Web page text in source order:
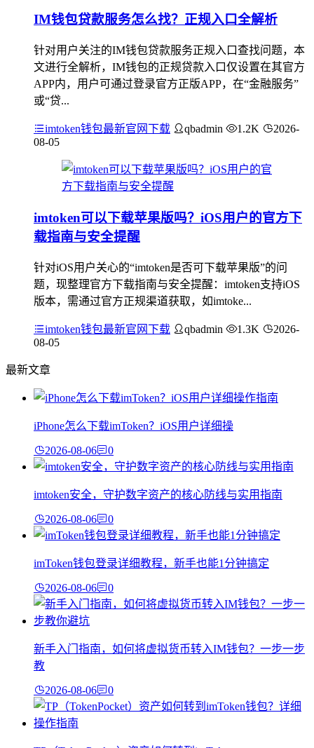
IM钱包贷款服务怎么找？正规入口全解析
针对用户关注的IM钱包贷款服务正规入口查找问题，本
文进行全解析，IM钱包的正规贷款入口仅设置在其官方
APP内，用户可通过登录官方正版APP，在“金融服务”
或“贷...
imtoken钱包最新官网下载 qbadmin 1.2K
2026-
08-05
imtoken可以下载苹果版吗？iOS用户的官方下
载指南与安全提醒
针对iOS用户关心的“imtoken是否可下载苹果版”的问
题，现整理官方下载指南与安全提醒：imtoken支持iOS
版本，需通过官方正规渠道获取，如imtoke...
imtoken钱包最新官网下载 qbadmin 1.3K
2026-
08-05
最新文章
iPhone怎么下载imToken？iOS用户详细操
2026-08-06 0
imtoken安全，守护数字资产的核心防线与实用指南
2026-08-06 0
imToken钱包登录详细教程，新手也能1分钟搞定
2026-08-06 0
新手入门指南，如何将虚拟货币转入IM钱包？一步一步
教
2026-08-06 0